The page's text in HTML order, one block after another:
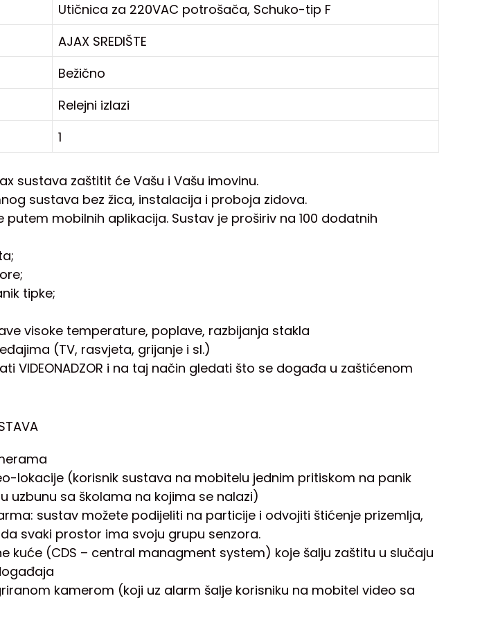
Utičnica za 220VAC potrošača, Schuko-tip F
AJAX SREDIŠTE
Bežično
Relejni izlazi
1
sustava zaštitit će Vašu i Vašu imovinu.
sustava bez žica, instalacija i proboja zidova.
mobilnih aplikacija. Sustav je proširiv na 100 dodatnih
tipke;
visoke temperature, poplave, razbijanja stakla
(TV, rasvjeta, grijanje i sl.)
VIDEONADZOR i na taj način gledati što se događa u zaštićenom
lokacije (korisnik sustava na mobitelu jednim pritiskom na panik
uzbunu sa školama na kojima se nalazi)
sustav možete podijeliti na particije i odvojiti štićenje prizemlja,
svaki prostor ima svoju grupu senzora.
kuće (CDS – central managment system) koje šalju zaštitu u slučaju
kamerom (koji uz alarm šalje korisniku na mobitel video sa